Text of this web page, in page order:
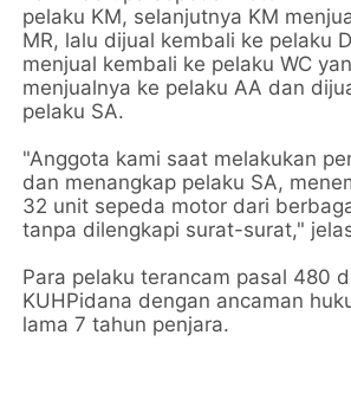
pelaku KM, selanjutnya KM
MR, lalu dijual kembali ke pelaku
menjual kembali ke pelaku WC
menjualnya ke pelaku AA dan
pelaku SA.
"Anggota kami saat melakukan
dan menangkap pelaku SA,
32 unit sepeda motor dari
tanpa dilengkapi surat-surat,"
Para pelaku terancam pasal 480
KUHPidana dengan ancaman
lama 7 tahun penjara.